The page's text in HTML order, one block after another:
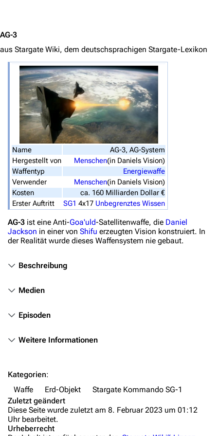
Stargate Infinity
Stargate-Romane
Filme
Das Stargate-Universum
Themenportal
Personen
Völker
Orte
Zeitleiste
Fanprojekte
Mitmachen
Letzte Änderungen
Anfragen
Administrations-Übersicht
Löschantrag
AG-3
aus Stargate Wiki, dem deutschsprachigen Stargate-Lexikon
Name
AG-3, AG-System
Hergestellt von
Menschen(in Daniels Vision)
Waffentyp
Energiewaffe
Verwender
Menschen(in Daniels Vision)
Kosten
ca. 160 Milliarden Dollar €
Erster Auftritt
SG1 4x17 Unbegrenztes Wissen
AG-3 ist eine Anti-Goa'uld-Satellitenwaffe, die Daniel
Jackson in einer von Shifu erzeugten Vision konstruiert. In
der Realität wurde dieses Waffensystem nie gebaut.
Beschreibung
Medien
Episoden
Weitere Informationen
Kategorien:
Waffe
Erd-Objekt
Stargate Kommando SG-1
Zuletzt geändert
Diese Seite wurde zuletzt am 8. Februar 2023 um 01:12
Uhr bearbeitet.
Urheberrecht